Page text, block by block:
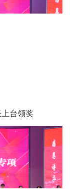
台领奖